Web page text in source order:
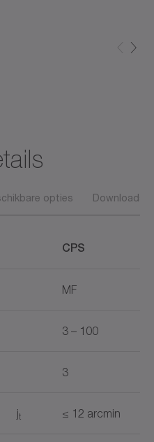
opties Downloads
CPS
MF
3 – 100
3
jt ≤ 12 arcmin